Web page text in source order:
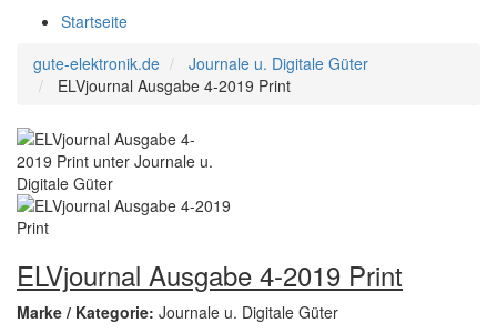
Startseite
gute-elektronik.de
Journale u. Digitale Güter
ELVjournal Ausgabe 4-2019 Print
ELVjournal Ausgabe 4-2019 Print
Marke / Kategorie: Journale u. Digitale Güter